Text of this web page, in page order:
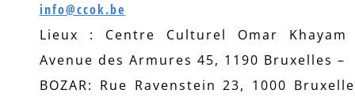
info@ccok.be
Lieux : Centre Culturel Omar
Avenue des Armures 45, 1190 Bruxelles –
BOZAR: Rue Ravenstein 23, 1000